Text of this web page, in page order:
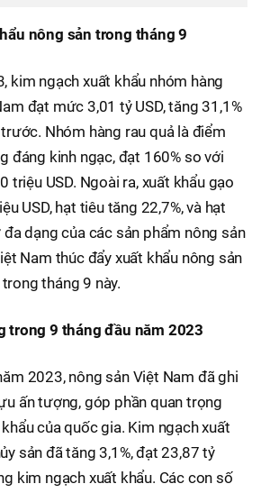
nông sản trong tháng 9
kim ngạch xuất khẩu nhóm hàng
đạt mức 3,01 tỷ USD, tăng 31,1%
Nhóm hàng rau quả là điểm
đáng kinh ngạc, đạt 160% so với
triệu USD. Ngoài ra, xuất khẩu gạo
USD, hạt tiêu tăng 22,7%, và hạt
đa dạng của các sản phẩm nông sản
Nam thúc đẩy xuất khẩu nông sản
tháng 9 này.
trong 9 tháng đầu năm 2023
2023, nông sản Việt Nam đã ghi
ấn tượng, góp phần quan trọng
của quốc gia. Kim ngạch xuất
sản đã tăng 3,1%, đạt 23,87 tỷ
kim ngạch xuất khẩu. Các con số